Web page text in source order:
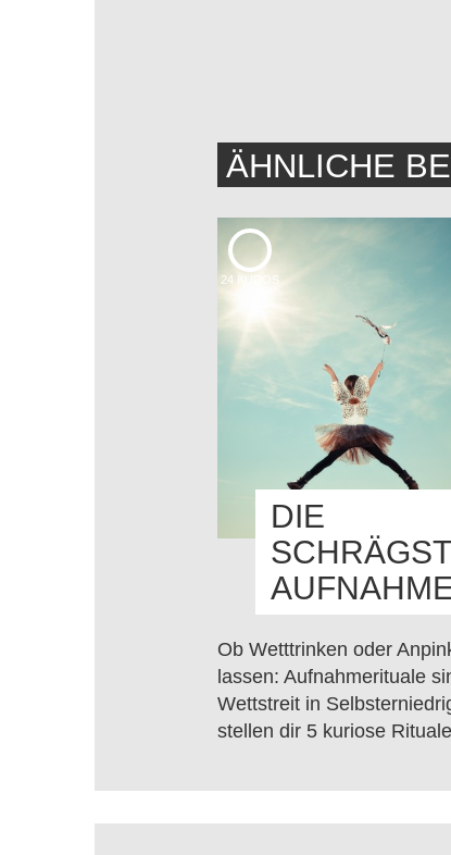
ÄHNLICHE
24 KUDOS
DIE
Ob Wetttrinken oder
lassen: Aufnahmerituale
Wettstreit in
stellen dir 5 kuriose